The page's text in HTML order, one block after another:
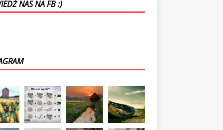
NAS NA FB :)